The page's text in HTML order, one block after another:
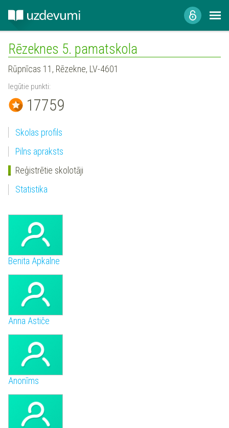
Rēzeknes 5. pamatskola
Rūpnīcas 11, Rēzekne, LV-4601
Iegūtie punkti:
17759
Skolas profils
Pilns apraksts
Reģistrētie skolotāji
Statistika
Benita Apkalne
Anna Astiče
Anonīms